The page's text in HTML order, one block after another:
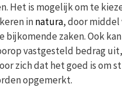
Het is mogelijk om te
innatura, door
zaken. Ook
vastgesteld bedrag
zich dat het goed is om
opgemerkt.